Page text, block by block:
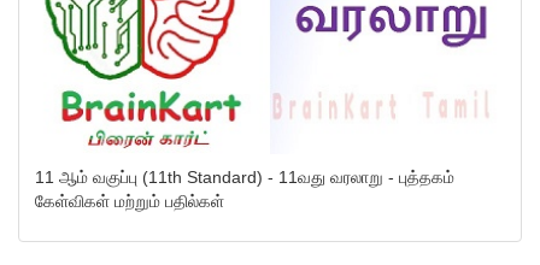
11 ஆம் வகுப்பு (11th Standard) - 11வது வரலாறு - புத்தகம்
கேள்விகள் மற்றும் பதில்கள்